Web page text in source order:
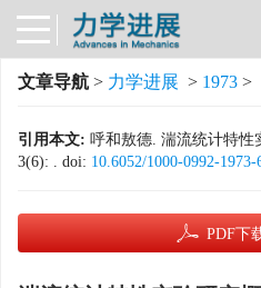
文章导航 > 力学进展 > 1973 >
引用本文: 呼和敖德. 湍流统计特性
3(6): . doi: 10.6052/1000-0992-1973-
PDF下